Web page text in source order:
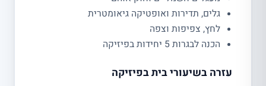
גלים, תדירות ואופטיקה גיאומטרית
לחץ, צפיפות וצפה
הכנה לבגרות 5 יחידות בפיזיקה
עזרה בשיעורי בית בפיזיקה